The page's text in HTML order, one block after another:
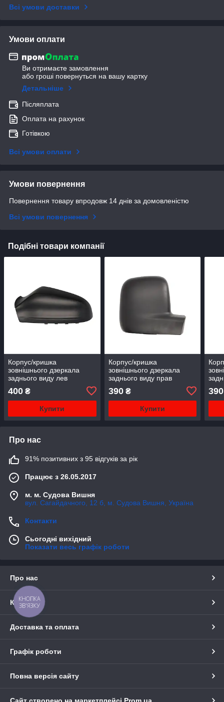
Всі умови доставки
Умови оплати
Ви отримаєте замовлення
або гроші повернуться на вашу картку
Детальніше
Післяплата
Оплата на рахунок
Готівкою
Всі умови оплати
Умови повернення
Повернення товару впродовж 14 днів за домовленістю
Всі умови повернення
Подібні товари компанії
Корпус/кришка
зовнішнього дзеркала
заднього виду лев
(чорний) OPEL ASTRA H
03.04-02.07
400 ₴
Купити
Корпус/кришка
зовнішнього дзеркала
заднього виду прав
TRANSPORTER T5,Caddy
390₴
Купити
390
Про нас
91% позитивних з 95 відгуків за рік
Працює з 26.05.2017
м. м. Судова Вишня
вул. Сагайдачного, 12 б, м. Судова Вишня, Україна
Контакти
Сьогодні вихідний
Показати весь графік роботи
Про нас
Контакти
Доставка та оплата
Графік роботи
Повна версія сайту
КНОПКА
ЗВ'ЯЗКУ